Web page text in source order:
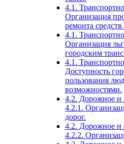
4.1.
Организация
ремонта
4.1.
Организация
городским
4.1.
Доступность
пользования
возможностями.
4.2. Дорожное и
4.2.1.
дорог.
4.2. Дорожное и
4.2.2.